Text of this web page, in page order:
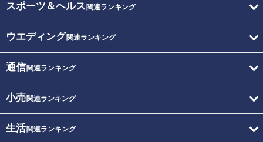
スポーツ＆ヘルス 関連ランキング
ウエディング関連ランキング
通信関連ランキング
小売関連ランキング
生活関連ランキング